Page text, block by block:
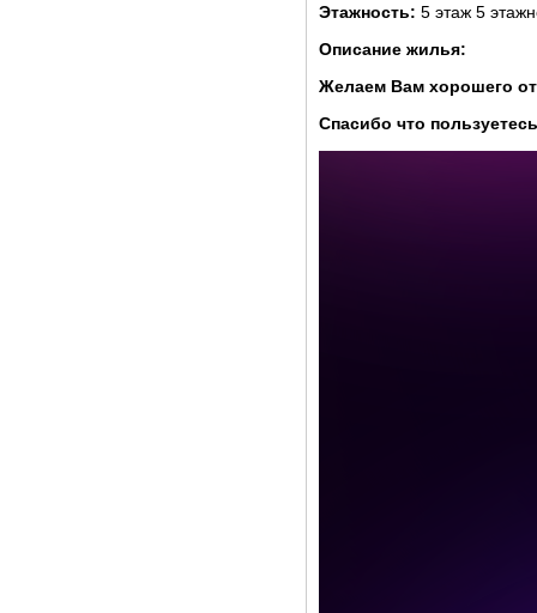
Этажность: 5 этаж 5
Описание жилья:
Желаем Вам хорошего
Спасибо что